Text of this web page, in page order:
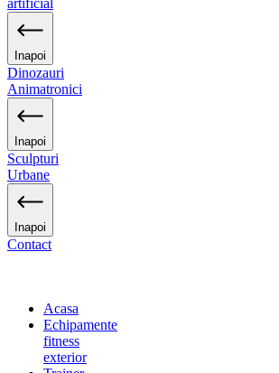
artificial
Inapoi
Dinozauri
Animatronici
Inapoi
Sculpturi
Urbane
Inapoi
Contact
Acasa
Echipamente
fitness
exterior